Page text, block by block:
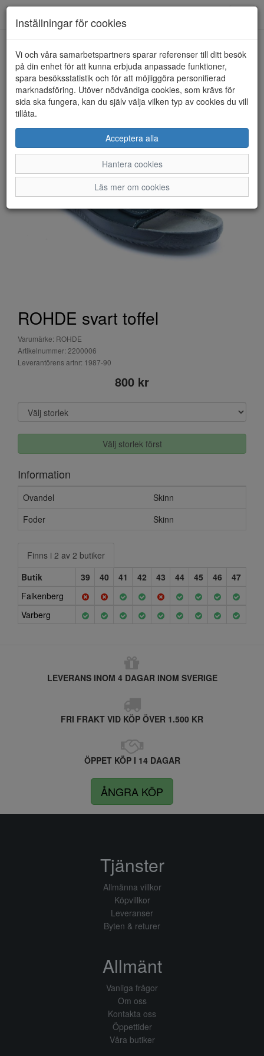
HEM ROHDE
ROHDE svart toffel
Varumärke: ROHDE
Artikelnummer: 2200006
Leverantörens artnr: 1987-90
800 kr
Välj storlek först
Information
Ovandel
Skinn
Foder
Skinn
Finns i 2 av 2 butiker
Butik
39 40 41 42 43 44 45 46
47
Falkenberg
Varberg
LEVERANS INOM 4 DAGAR INOM SVERIGE
FRI FRAKT VID KÖP ÖVER 1.500 KR
ÖPPET KÖP I 14 DAGAR
ÅNGRA KÖP
Inställningar för cookies
Vi och våra samarbetspartners sparar referenser till ditt besök
på din enhet för att kunna erbjuda anpassade funktioner,
spara besöksstatistik och för att möjliggöra personifierad
marknadsföring. Utöver nödvändiga cookies, som krävs för
sida ska fungera, kan du själv välja vilken typ av cookies du vill
tillåta.
Acceptera alla
Hantera cookies
Läs mer om cookies
Tjänster
Allmänna villkor
Köpvillkor
Leveranser
Byten & returer
Allmänt
Vanliga frågor
Om oss
Kontakta oss
Öppettider
Våra butiker